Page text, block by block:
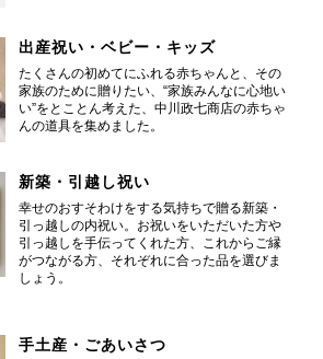
出産祝い・ベビー・キッズ
たくさんの初めてにふれる赤ちゃんと、その
家族のために贈りたい、“家族みんなに心地い
い”をとことん考えた、中川政七商店の赤ちゃ
んの道具を集めました。
新築・引越し祝い
幸せのおすそわけをする気持ちで贈る新築・
引っ越しの内祝い。お祝いをいただいた方や
引っ越しを手伝ってくれた方、これからご縁
がつながる方、それぞれに合った品を選びま
しょう。
手土産・ごあいさつ